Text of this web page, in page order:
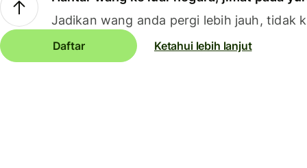
Jadikan wang anda pergi lebih jauh, tidak
Daftar Ketahui lebih lanjut